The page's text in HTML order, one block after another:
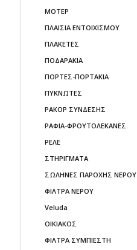
ΜΟΤΕΡ
ΠΛΑΙΣΙΑ ΕΝΤΟΙΧΙΣΜΟΥ
ΠΛΑΚΕΤΕΣ
ΠΟΔΑΡΑΚΙΑ
ΠΟΡΤΕΣ-ΠΟΡΤΑΚΙΑ
ΠΥΚΝΩΤΕΣ
ΡΑΚΟΡ ΣΥΝΔΕΣΗΣ
ΡΑΦΙΑ-ΦΡΟΥΤΟΛΕΚΑΝΕΣ
ΡΕΛΕ
ΣΤΗΡΙΓΜΑΤΑ
ΣΩΛΗΝΕΣ ΠΑΡΟΧΗΣ ΝΕΡΟΥ
ΦΙΛΤΡΑ ΝΕΡΟΥ
Veluda
ΟΙΚΙΑΚΟΣ
ΦΙΛΤΡΑ ΣΥΜΠΙΕΣΤΗ